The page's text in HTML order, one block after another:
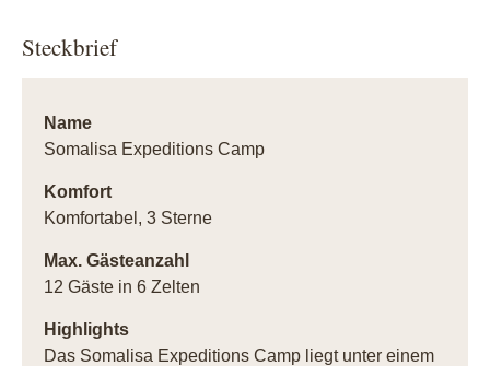
Steckbrief
Name
Somalisa Expeditions Camp
Komfort
Komfortabel, 3 Sterne
Max. Gästeanzahl
12 Gäste in 6 Zelten
Highlights
Das Somalisa Expeditions Camp liegt unter einem